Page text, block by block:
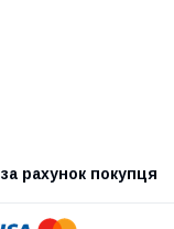
за рахунок покупця